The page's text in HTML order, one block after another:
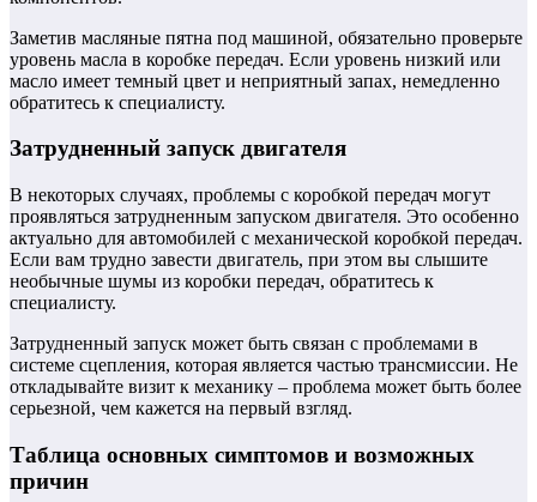
Заметив масляные пятна под машиной, обязательно проверьте
уровень масла в коробке передач. Если уровень низкий или
масло имеет темный цвет и неприятный запах, немедленно
обратитесь к специалисту.
Затрудненный запуск двигателя
В некоторых случаях, проблемы с коробкой передач могут
проявляться затрудненным запуском двигателя. Это особенно
актуально для автомобилей с механической коробкой передач.
Если вам трудно завести двигатель, при этом вы слышите
необычные шумы из коробки передач, обратитесь к
специалисту.
Затрудненный запуск может быть связан с проблемами в
системе сцепления, которая является частью трансмиссии. Не
откладывайте визит к механику – проблема может быть более
серьезной, чем кажется на первый взгляд.
Таблица основных симптомов и возможных
причин